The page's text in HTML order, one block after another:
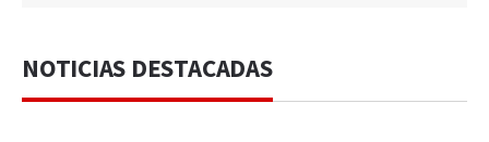
NOTICIAS DESTACADAS